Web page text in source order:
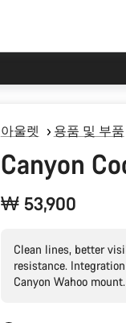
아울렛 용품 및 부품
Canyon
₩ 53,900
Clean lines, better
resistance.
Canyon Wahoo mount.